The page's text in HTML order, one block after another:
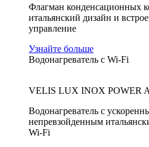
Флагман конденсационных
итальянский дизайн и
управление
Узнайте больше
Водонагреватель с Wi-Fi
VELIS LUX INOX POWER
Водонагреватель с
непревзойденным
Wi-Fi